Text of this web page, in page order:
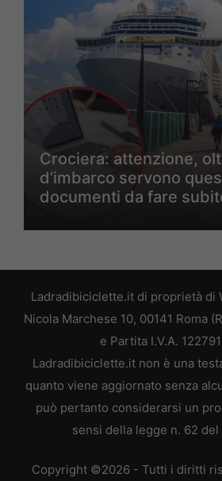
Crociera: attenzione,
d’imbarco servono
documenti da fare
Ladradibiciclette.it di proprietà di
Nicola Marchese 10, 00141 Roma
e Partita I.V.A.
Ladradibiciclette.it non è una
quanto viene aggiornato senza
può pertanto considerarsi un
sensi della legge n. 62 del
Copyright ©2026 - Tutti i diritti